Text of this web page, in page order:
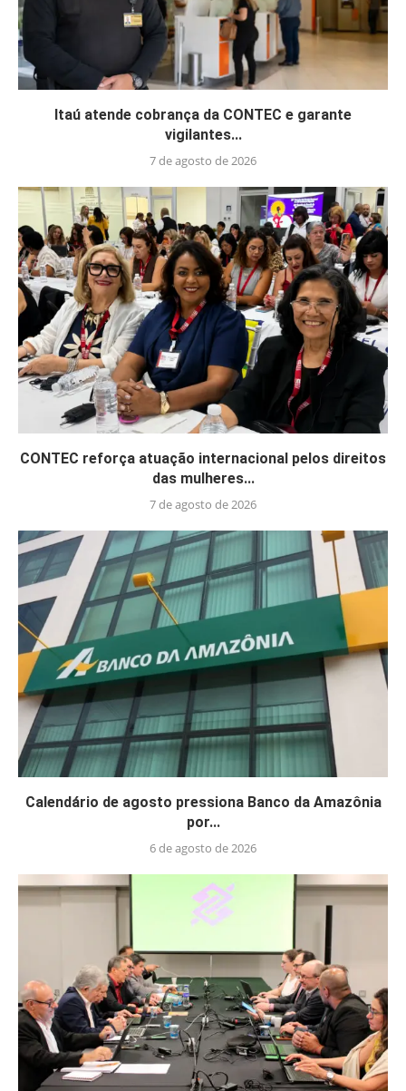
Itaú atende cobrança da CONTEC e garante
vigilantes...
7 de agosto de 2026
CONTEC reforça atuação internacional pelos direitos
das mulheres...
7 de agosto de 2026
Calendário de agosto pressiona Banco da Amazônia
por...
6 de agosto de 2026